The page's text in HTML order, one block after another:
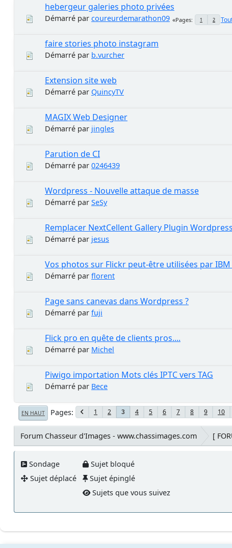
hebergeur galeries photo privées
Démarré par coureurdemarathon09 Pages 1 2
faire stories photo instagram
Démarré par b.vurcher
Extension site web
Démarré par QuincyTV
MAGIX Web Designer
Démarré par jingles
Parution de CI
Démarré par 0246439
Wordpress - Nouvelle attaque de masse
Démarré par SeSy
Remplacer NextCellent Gallery Plugin
Démarré par jesus
Vos photos sur Flickr peut-être utilisées par
Démarré par florent
Page sans canevas dans Wordpress ?
Démarré par fuji
Flick pro en quête de clients pros....
Démarré par Michel
Piwigo importation Mots clés IPTC vers TAG
Démarré par Bece
EN HAUT Pages 1 2 3 4 5 6 7 8 9 10
Forum Chasseur d'Images - www.chassimages.com [
Sondage
Sujet déplacé
Sujet bloqué
Sujet épinglé
Sujets que vous suivez